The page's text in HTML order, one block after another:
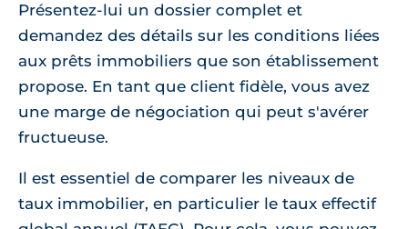
Présentez-lui un dossier complet et
demandez des détails sur les conditions liées
aux prêts immobiliers que son établissement
propose. En tant que client fidèle, vous avez
une marge de négociation qui peut s'avérer
fructueuse.
Il est essentiel de comparer les niveaux de
taux immobilier, en particulier le taux effectif